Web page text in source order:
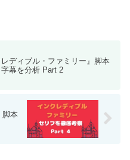
レディブル・ファミリー』脚本
字幕を分析 Part 2
脚本